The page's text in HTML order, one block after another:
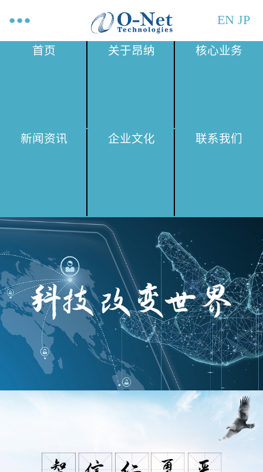
EN JP
首页 关于昂纳 核心业务
新闻资讯 企业文化 联系我们